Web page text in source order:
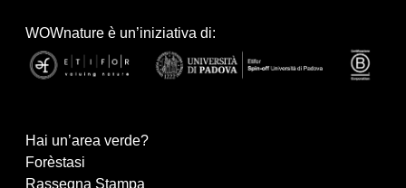
WOWnature è un’iniziativa di:
Hai un’area verde?
Forèstasi
Rassegna Stampa